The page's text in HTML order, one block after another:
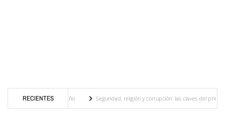
RECIENTES
turístico merideño
Seguridad, religión y corrupción: las claves del primer